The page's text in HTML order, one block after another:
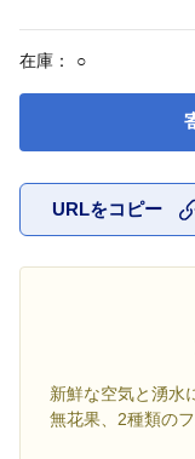
在庫： ○
URLをコピー
新鮮な空気と湧水
無花果、2種類の